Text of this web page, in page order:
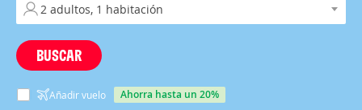
BUSCAR
Añadir vuelo ahorra hasta un 20%